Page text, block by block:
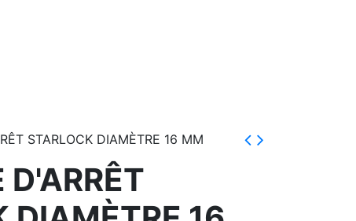
STARLOCK DIAMÈTRE 16 MM
D'ARRÊT